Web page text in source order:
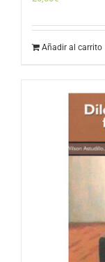
Añadir al carrito